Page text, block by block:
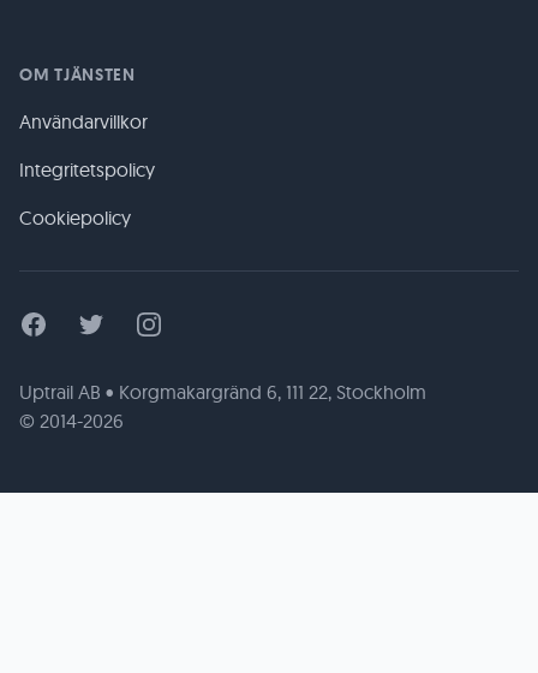
OM TJÄNSTEN
Användarvillkor
Integritetspolicy
Cookiepolicy
FacebookTwitter Instagram
Uptrail AB • Korgmakargränd 6, 111 22, Stockholm
© 2014-2026